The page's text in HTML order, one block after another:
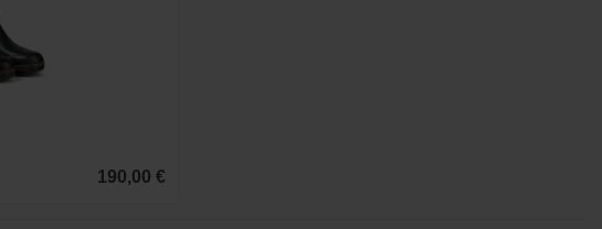
190,00 €